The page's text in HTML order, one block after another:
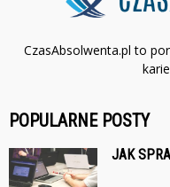
CzasAbsolwenta.pl to
POPULARNE POSTY
JAK